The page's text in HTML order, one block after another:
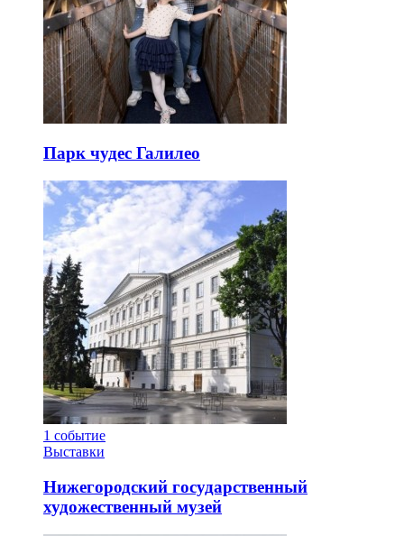
Парк чудес Галилео
1 событие
Выставки
Нижегородский государственный
художественный музей